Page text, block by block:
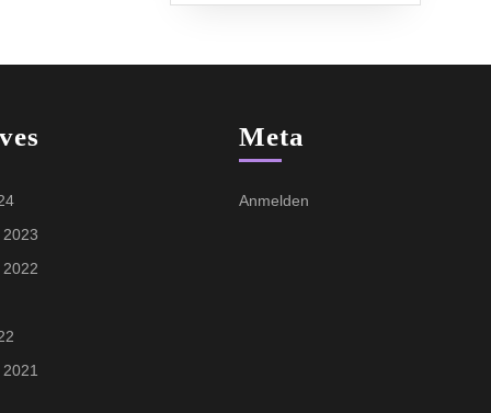
Meta
Anmelden